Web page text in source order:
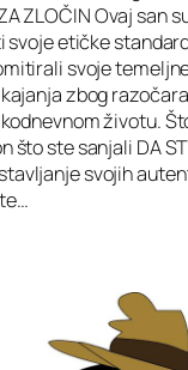
ZLOČIN Ovaj san
etičke
svoje
zbog
životu.
što ste sanjali DA
svojih